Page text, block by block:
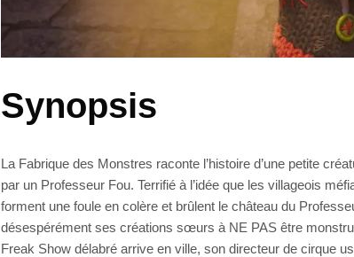
Synopsis
La Fabrique des Monstres raconte l’histoire d’une petite
par un Professeur Fou. Terrifié à l’idée que les villageois
forment une foule en colère et brûlent le château du
désespérément ses créations sœurs à NE PAS être
Freak Show délabré arrive en ville, son directeur de cirque